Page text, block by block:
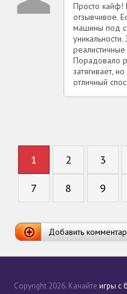
Просто кайф!
отзывчивое.
машины под
Порадовало
затягивает,
отличный
1 2 3
7 8 9
Добавить
Copyright 2026. Качайте игры с